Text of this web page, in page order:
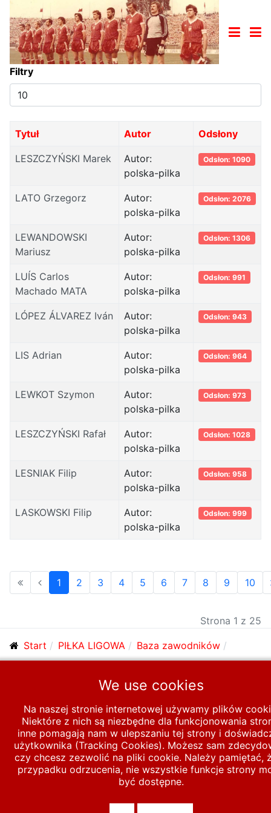
Filtry
Pokaż
#
Tytuł Autor Odsłony
LESZCZYŃSKI Marek
Autor:
polska-pilka
Odsłon: 1090
LATO Grzegorz
Autor:
polska-pilka
Odsłon: 2076
LEWANDOWSKI
Mariusz
Autor:
polska-pilka
Odsłon: 1306
LUÍS Carlos
Machado MATA
Autor:
polska-pilka
Odsłon: 991
LÓPEZ ÁLVAREZ Iván
Autor:
polska-pilka
Odsłon: 943
LIS Adrian
Autor:
polska-pilka
Odsłon: 964
LEWKOT Szymon
Autor:
polska-pilka
Odsłon: 973
LESZCZYŃSKI Rafał
Autor:
polska-pilka
Odsłon: 1028
LESNIAK Filip
Autor:
polska-pilka
Odsłon: 958
LASKOWSKI Filip
Autor:
polska-pilka
Odsłon: 999
1 2 3 4 5 6 7 8 9 10
Strona 1 z 25
Start PIŁKA LIGOWA
Baza zawodników
© 2026 polska-pilka.pl|Tanie strony internetowe
All Rights
Reserved
We use cookies
Na naszej stronie internetowej używamy plików
Niektóre z nich są niezbędne dla funkcjonowania
inne pomagają nam w ulepszaniu tej strony i
użytkownika (Tracking Cookies). Możesz sam
czy chcesz zezwolić na pliki cookie. Należy pamiętać,
przypadku odrzucenia, nie wszystkie funkcje strony
być dostępne.